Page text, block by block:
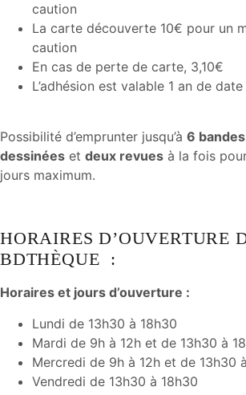
caution
La carte découverte 10€ pour un
caution
En cas de perte de carte, 3,10€
L’adhésion est valable 1 an de
Possibilité d’emprunter jusqu’à 6 bandes
dessinées et deux revues à la fois
jours maximum.
HORAIRES D’OUVERTURE
BDTHÈQUE :
Horaires et jours d’ouverture :
Lundi de 13h30 à 18h30
Mardi de 9h à 12h et de 13h30 à
Mercredi de 9h à 12h et de 13h30
Vendredi de 13h30 à 18h30